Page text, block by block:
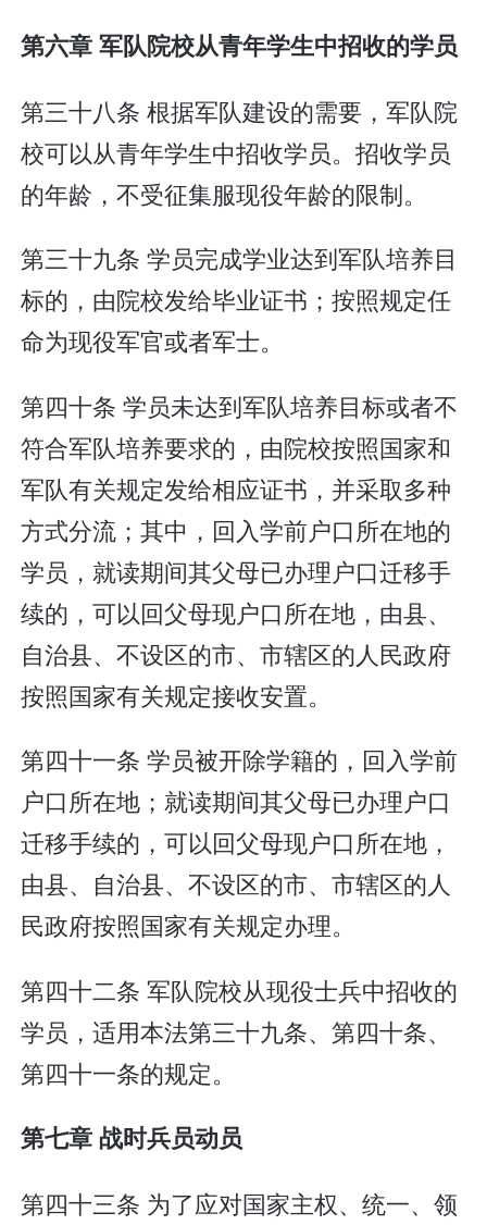
第六章 军队院校从青年学生中招收的学员
第三十八条 根据军队建设的需要，军队院
校可以从青年学生中招收学员。招收学员
的年龄，不受征集服现役年龄的限制。
第三十九条 学员完成学业达到军队培养目
标的，由院校发给毕业证书；按照规定任
命为现役军官或者军士。
第四十条 学员未达到军队培养目标或者不
符合军队培养要求的，由院校按照国家和
军队有关规定发给相应证书，并采取多种
方式分流；其中，回入学前户口所在地的
学员，就读期间其父母已办理户口迁移手
续的，可以回父母现户口所在地，由县、
自治县、不设区的市、市辖区的人民政府
按照国家有关规定接收安置。
第四十一条 学员被开除学籍的，回入学前
户口所在地；就读期间其父母已办理户口
迁移手续的，可以回父母现户口所在地，
由县、自治县、不设区的市、市辖区的人
民政府按照国家有关规定办理。
第四十二条 军队院校从现役士兵中招收的
学员，适用本法第三十九条、第四十条、
第四十一条的规定。
第七章 战时兵员动员
第四十三条 为了应对国家主权、统一、领